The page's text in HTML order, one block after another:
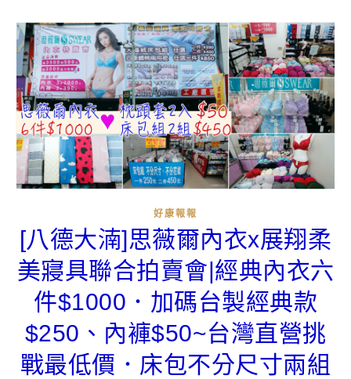
好康報報
[八德大湳]思薇爾內衣x展翔柔
美寢具聯合拍賣會|經典內衣六
件$1000．加碼台製經典款
$250、內褲$50~台灣直營挑
戰最低價．床包不分尺寸兩組